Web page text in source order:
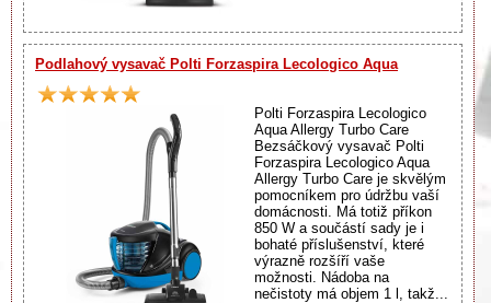
Podlahový vysavač Polti Forzaspira Lecologico Aqua
Polti Forzaspira Lecologico
Aqua Allergy Turbo Care
Bezsáčkový vysavač Polti
Forzaspira Lecologico Aqua
Allergy Turbo Care je skvělým
pomocníkem pro údržbu vaší
domácnosti. Má totiž příkon
850 W a součástí sady je i
bohaté příslušenství, které
výrazně rozšíří vaše
možnosti. Nádoba na
nečistoty má objem 1 l, takž...